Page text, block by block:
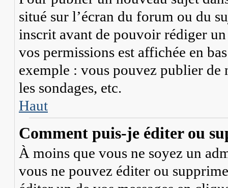
situé sur l’écran du forum ou du
inscrit avant de pouvoir rédiger
vos permissions est affichée en
exemple : vous pouvez publier de
les sondages, etc.
Haut
Comment puis-je éditer ou
À moins que vous ne soyez un
vous ne pouvez éditer ou